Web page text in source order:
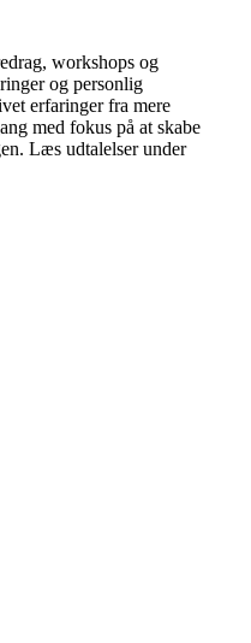
workshops og
og personlig
erfaringer fra mere
med fokus på at skabe
Læs udtalelser under